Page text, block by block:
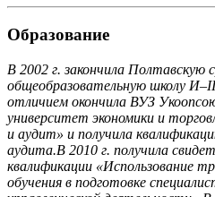
Образование
В 2002 г. закончила Полтавскую
общеобразовательную школу
отличием окончила ВУЗ
университет экономики и
и аудит» и получила
аудита.В 2010 г. получила
квалификации «Использование
обучения в подготовке